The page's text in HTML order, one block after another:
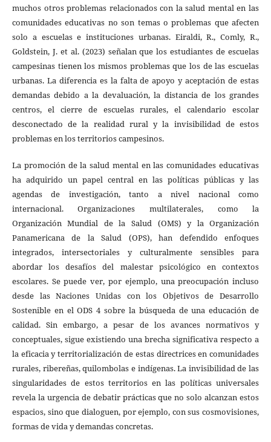
muchos otros problemas relacionados con la salud mental en las
comunidades educativas no son temas o problemas que afecten
solo a escuelas e instituciones urbanas. Eiraldi, R., Comly, R.,
Goldstein, J. et al. (2023) señalan que los estudiantes de escuelas
campesinas tienen los mismos problemas que los de las escuelas
urbanas. La diferencia es la falta de apoyo y aceptación de estas
demandas debido a la devaluación, la distancia de los grandes
centros, el cierre de escuelas rurales, el calendario escolar
desconectado de la realidad rural y la invisibilidad de estos
problemas en los territorios campesinos.
La promoción de la salud mental en las comunidades educativas
ha adquirido un papel central en las políticas públicas y las
agendas de investigación, tanto a nivel nacional como
internacional. Organizaciones multilaterales, como la
Organización Mundial de la Salud (OMS) y la Organización
Panamericana de la Salud (OPS), han defendido enfoques
integrados, intersectoriales y culturalmente sensibles para
abordar los desafíos del malestar psicológico en contextos
escolares. Se puede ver, por ejemplo, una preocupación incluso
desde las Naciones Unidas con los Objetivos de Desarrollo
Sostenible en el ODS 4 sobre la búsqueda de una educación de
calidad. Sin embargo, a pesar de los avances normativos y
conceptuales, sigue existiendo una brecha significativa respecto a
la eficacia y territorialización de estas directrices en comunidades
rurales, ribereñas, quilombolas e indígenas. La invisibilidad de las
singularidades de estos territorios en las políticas universales
revela la urgencia de debatir prácticas que no solo alcanzan estos
espacios, sino que dialoguen, por ejemplo, con sus cosmovisiones,
formas de vida y demandas concretas.